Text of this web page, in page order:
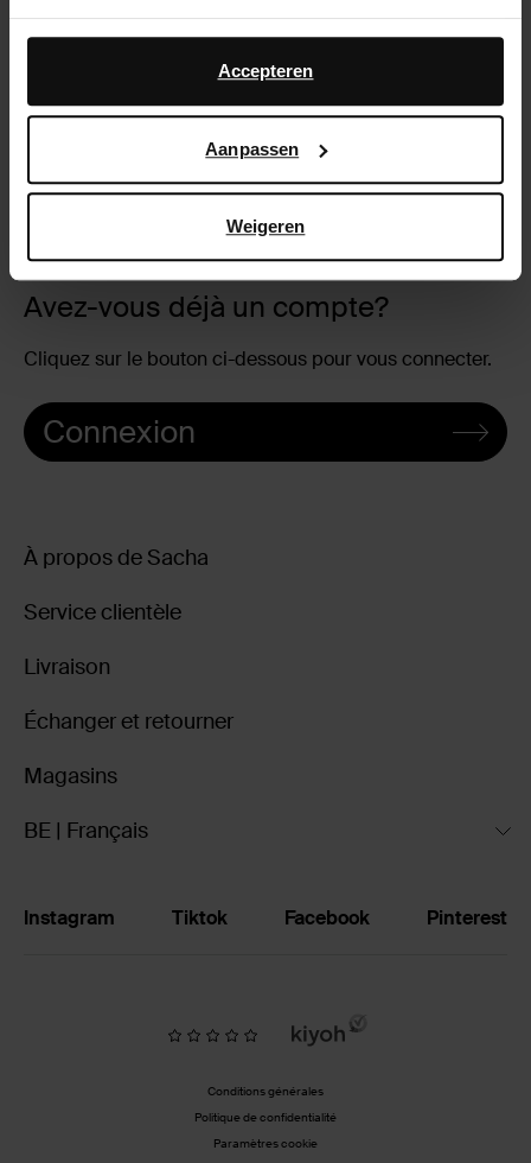
Daarnaast werken wij samen met Google voor
advertentie- en meetdoeleinden. Meer informatie over
hoe Google uw persoonsgegevens gebruikt, vindt u op
Accepteren
Aanpassen
Weigeren
Oui, je souhaite être informé en premier des
promotions et des dernières collections.
Retourner
Créer un compte
Avez-vous déjà un compte?
Cliquez sur le bouton ci-dessous pour vous connecter.
Connexion
À propos de Sacha
Service clientèle
Livraison
Échanger et retourner
Magasins
BE | Français
Instagram Tiktok Facebook Pinterest
Conditions générales
Politique de confidentialité
Paramètres cookie